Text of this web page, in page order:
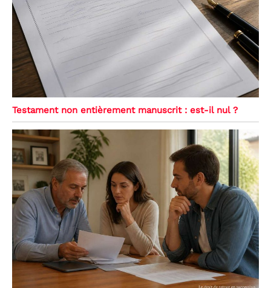
Testament non entièrement manuscrit : est-il nul ?